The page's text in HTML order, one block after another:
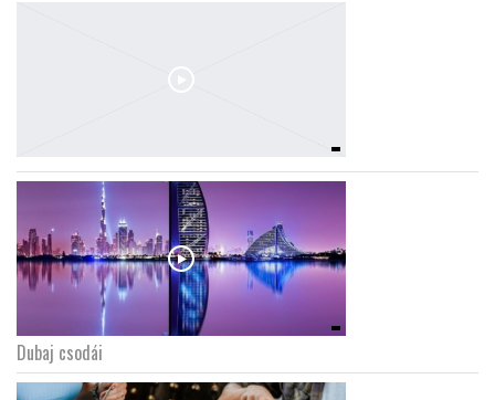
Dubaj csodái